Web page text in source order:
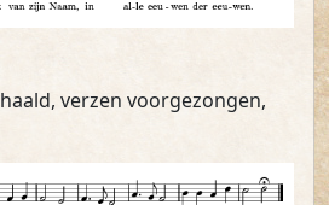
verzen voorgezongen,